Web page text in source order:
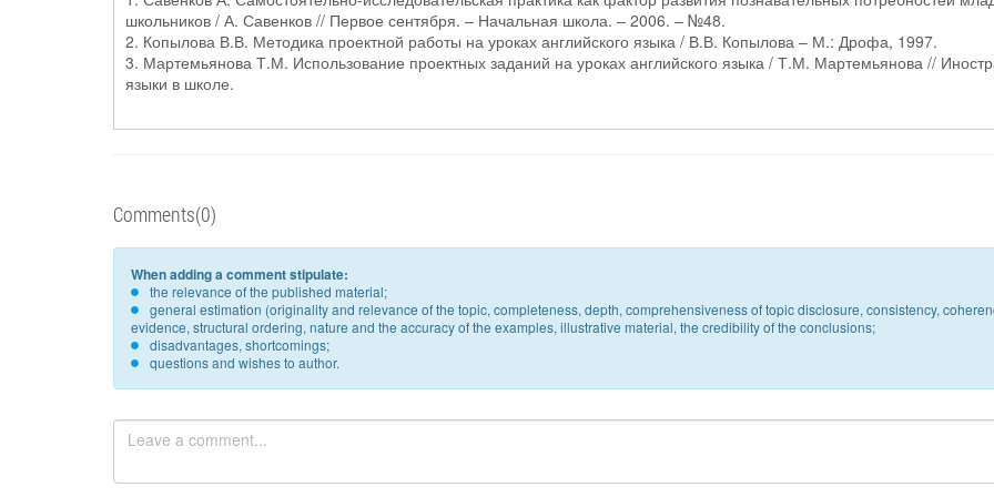
школьников / А. Савенков // Первое сентября. – Начальная школа. – 2006. – №48.
2. Копылова В.В. Методика проектной работы на уроках английского языка / В.В. Копылова – М.: Дрофа, 1997.
3. Мартемьянова Т.М. Использование проектных заданий на уроках английского языка / Т.М. Мартемьянова //
языки в школе.
Comments(0)
When adding a comment stipulate:
the relevance of the published material;
general estimation (originality and relevance of the topic, completeness, depth, comprehensiveness of topic disclosure, consistency,
evidence, structural ordering, nature and the accuracy of the examples, illustrative material, the credibility of the conclusions;
disadvantages, shortcomings;
questions and wishes to author.